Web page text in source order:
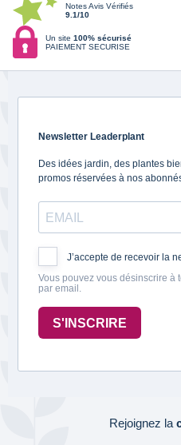
Notes Avis Vérifiés
9.1/10
Un site 100% sécurisé
PAIEMENT SECURISE
Newsletter Leaderplant
Des idées jardin, des plantes
promos réservées à nos
J’accepte de recevoir la
Vous pouvez vous désinscrire à
par email.
S'INSCRIRE
Rejoignez la